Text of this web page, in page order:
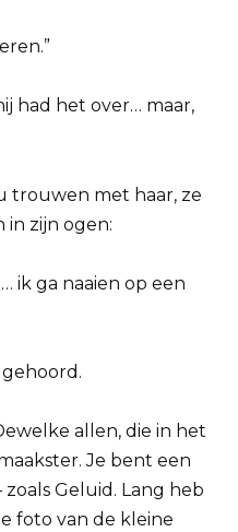
had het over… maar,
trouwen met haar, ze
zijn ogen:
ik ga naaien op een
allen, die in het
Je bent een
zoals Geluid. Lang heb
foto van de kleine